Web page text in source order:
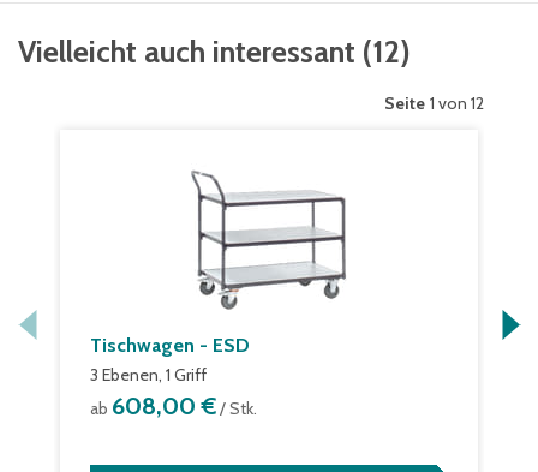
Vielleicht auch interessant (12)
Seite 1 von 12
Tischwagen - ESD
3 Ebenen, 1 Griff
ab 608,00 €/ Stk.